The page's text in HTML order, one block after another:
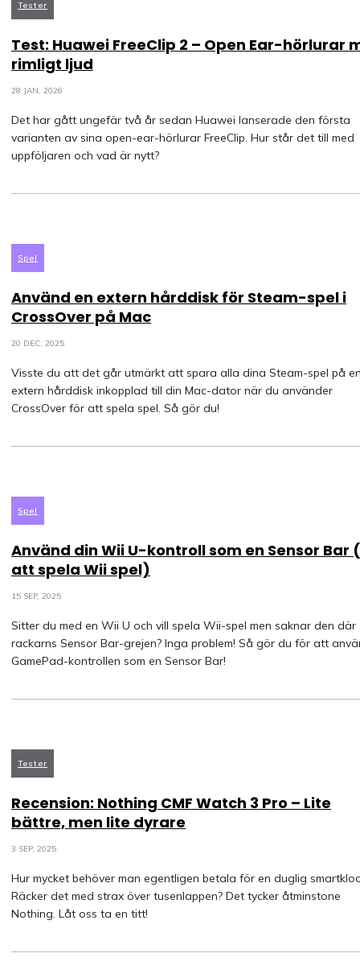
Tester
Test: Huawei FreeClip 2 – Open Ear-hörlurar
rimligt ljud
28 JAN, 2026
Det har gått ungefär två år sedan Huawei lanserade den första
varianten av sina open-ear-hörlurar FreeClip. Hur står det till med
uppföljaren och vad är nytt?
Spel
Använd en extern hårddisk för Steam-spel i
CrossOver på Mac
20 DEC, 2025
Visste du att det går utmärkt att spara alla dina Steam-spel på
extern hårddisk inkopplad till din Mac-dator när du använder
CrossOver för att spela spel. Så gör du!
Spel
Använd din Wii U-kontroll som en Sensor Bar
att spela Wii spel)
15 SEP, 2025
Sitter du med en Wii U och vill spela Wii-spel men saknar den där
rackarns Sensor Bar-grejen? Inga problem! Så gör du för att
GamePad-kontrollen som en Sensor Bar!
Tester
Recension: Nothing CMF Watch 3 Pro – Lite
bättre, men lite dyrare
3 SEP, 2025
Hur mycket behöver man egentligen betala för en duglig
Räcker det med strax över tusenlappen? Det tycker åtminstone
Nothing. Låt oss ta en titt!